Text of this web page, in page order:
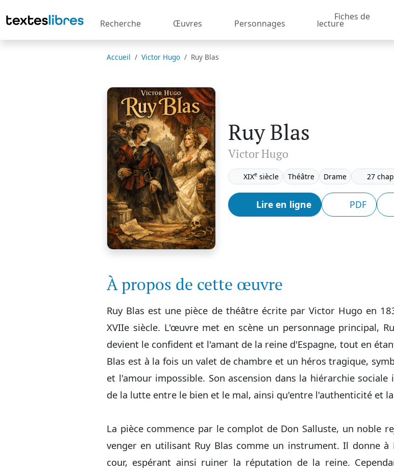
Recherche Œuvres Personnages
Fiches de
lecture
Accueil Victor Hugo Ruy Blas
Ruy Blas
Victor Hugo
XIXe siècle Théâtre Drame 27
Lire en ligne PDF
À propos de cette œuvre
Ruy Blas est une pièce de théâtre écrite par Victor Hugo en
XVIIe siècle. L'œuvre met en scène un personnage principal,
devient le confident et l'amant de la reine d'Espagne, tout en
Blas est à la fois un valet de chambre et un héros tragique,
et l'amour impossible. Son ascension dans la hiérarchie
de la lutte entre le bien et le mal, ainsi qu'entre l'authenticité et
La pièce commence par le complot de Don Salluste, un noble
venger en utilisant Ruy Blas comme un instrument. Il donne
cour, espérant ainsi ruiner la réputation de la reine.